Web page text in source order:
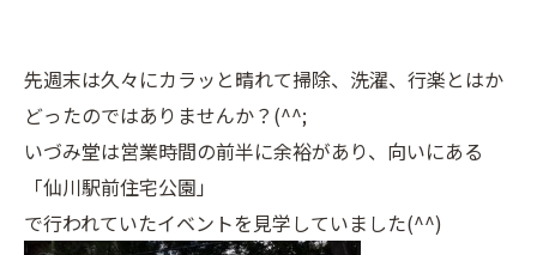
先週末は久々にカラッと晴れて掃除、洗濯、行楽とはか
どったのではありませんか？(^^;
いづみ堂は営業時間の前半に余裕があり、向いにある
「仙川駅前住宅公園」
で行われていたイベントを見学していました(^^)